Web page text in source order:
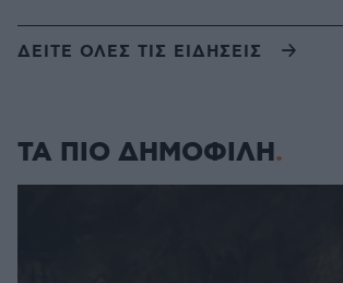
ΔΕΙΤΕ ΟΛΕΣ ΤΙΣ ΕΙΔΗΣΕΙΣ
ΤΑ ΠΙΟ ΔΗΜΟΦΙΛΗ